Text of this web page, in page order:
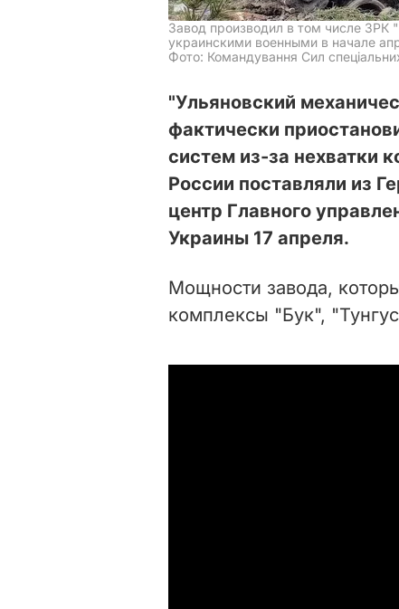
Завод производил в том числе ЗРК
украинскими военными в начале
Фото: Командування Сил
"Ульяновский
фактически
систем из-за нехватки
России поставляли из
центр Главного
Украины 17 апреля.
Мощности завода,
комплексы "Бук",